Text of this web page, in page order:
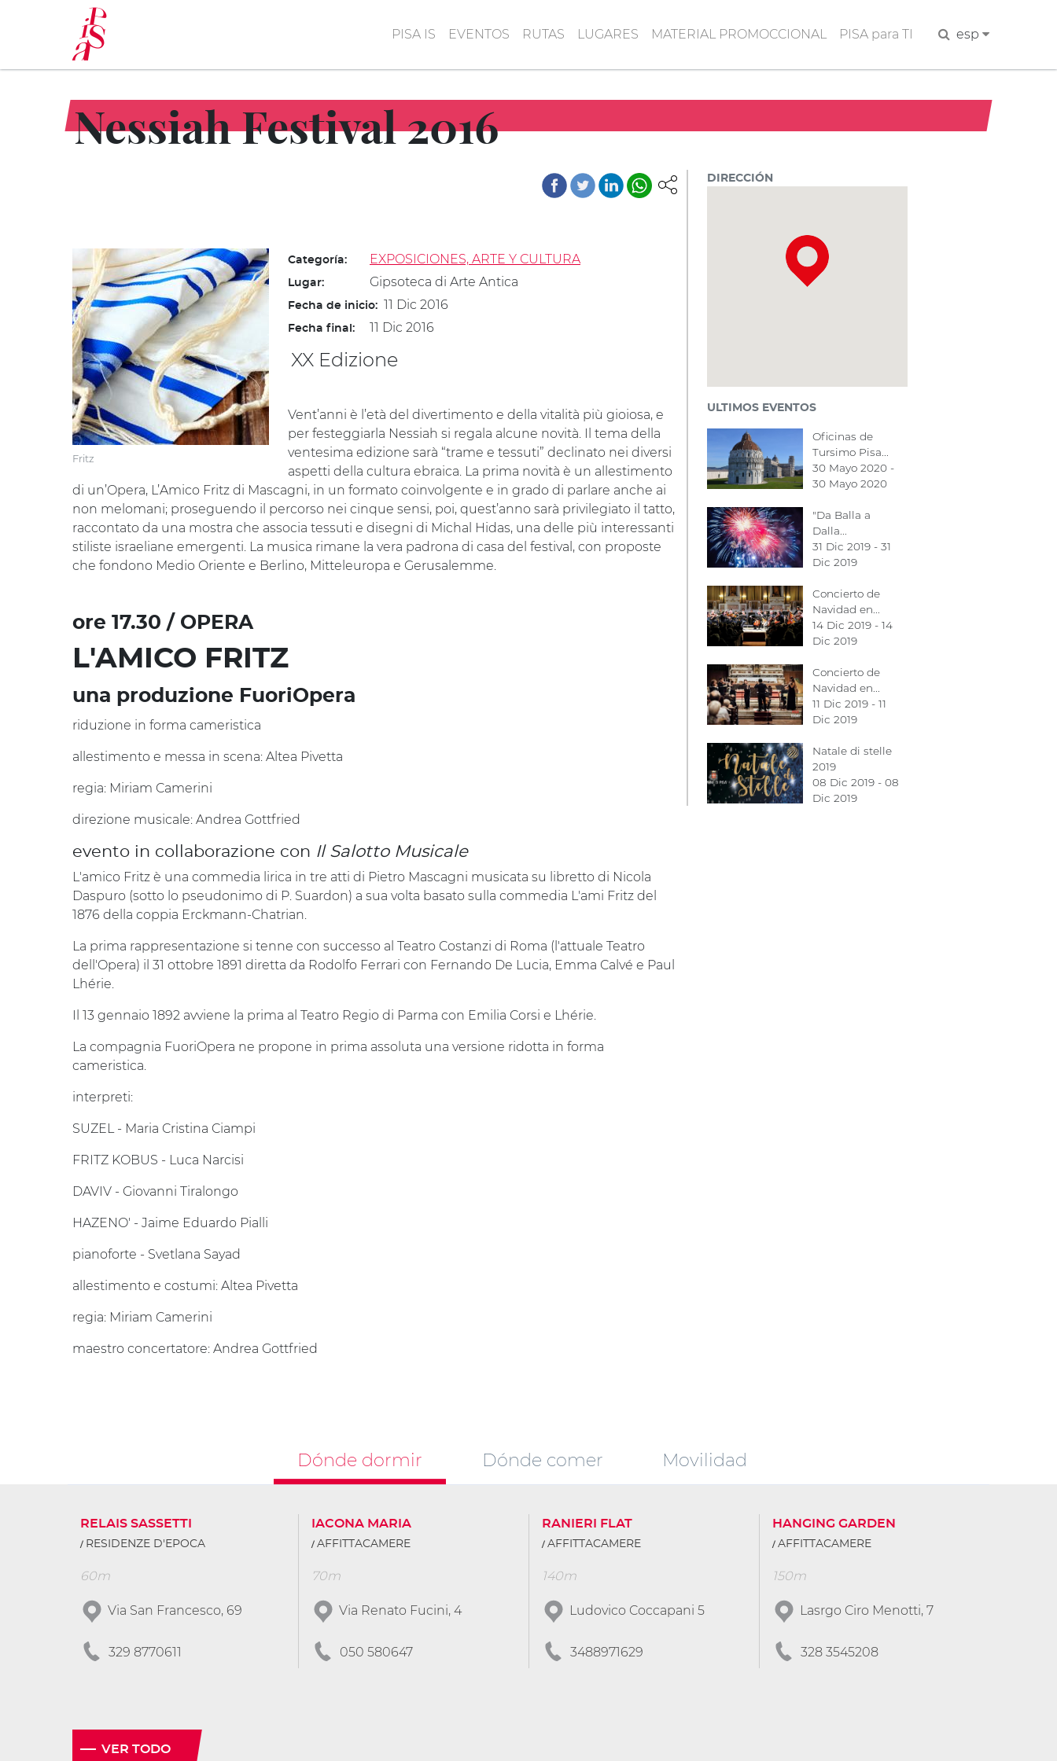
principal
PISA IS EVENTOS RUTAS LUGARES MATERIAL PROMOCCIONAL PISA para TI Buscaresp
Nessiah Festival 2016
Fritz
Categoría: EXPOSICIONES, ARTE Y CULTURA
Lugar: Gipsoteca di Arte Antica
Fecha de inicio: 11 Dic 2016
Fecha final: 11 Dic 2016
XX Edizione
Vent’anni è l’età del divertimento e della vitalità più gioiosa, e
per festeggiarla Nessiah si regala alcune novità. Il tema della
ventesima edizione sarà “trame e tessuti” declinato nei diversi
aspetti della cultura ebraica. La prima novità è un allestimento
di un’Opera, L’Amico Fritz di Mascagni, in un formato coinvolgente e in grado di parlare anche ai
non melomani; proseguendo il percorso nei cinque sensi, poi, quest’anno sarà privilegiato il tatto,
raccontato da una mostra che associa tessuti e disegni di Michal Hidas, una delle più interessanti
stiliste israeliane emergenti. La musica rimane la vera padrona di casa del festival, con proposte
che fondono Medio Oriente e Berlino, Mitteleuropa e Gerusalemme.
ore 17.30 / OPERA
L'AMICO FRITZ
una produzione FuoriOpera
riduzione in forma cameristica
allestimento e messa in scena: Altea Pivetta
regia: Miriam Camerini
direzione musicale: Andrea Gottfried
evento in collaborazione con Il Salotto Musicale
L'amico Fritz è una commedia lirica in tre atti di Pietro Mascagni musicata su libretto di Nicola
Daspuro (sotto lo pseudonimo di P. Suardon) a sua volta basato sulla commedia L'ami Fritz del
1876 della coppia Erckmann-Chatrian.
La prima rappresentazione si tenne con successo al Teatro Costanzi di Roma (l'attuale Teatro
dell'Opera) il 31 ottobre 1891 diretta da Rodolfo Ferrari con Fernando De Lucia, Emma Calvé e Paul
Lhérie.
Il 13 gennaio 1892 avviene la prima al Teatro Regio di Parma con Emilia Corsi e Lhérie.
La compagnia FuoriOpera ne propone in prima assoluta una versione ridotta in forma
cameristica.
interpreti:
SUZEL - Maria Cristina Ciampi
FRITZ KOBUS - Luca Narcisi
DAVIV - Giovanni Tiralongo
HAZENO' - Jaime Eduardo Pialli
pianoforte - Svetlana Sayad
allestimento e costumi: Altea Pivetta
regia: Miriam Camerini
maestro concertatore: Andrea Gottfried
DIRECCIÓN
ULTIMOS EVENTOS
Oficinas de
Tursimo Pisa...
30 Mayo 2020 -
30 Mayo 2020
"Da Balla a
Dalla...
31 Dic 2019 - 31
Dic 2019
Concierto de
Navidad en...
14 Dic 2019 - 14
Dic 2019
Concierto de
Navidad en...
11 Dic 2019 - 11
Dic 2019
Natale di stelle
2019
08 Dic 2019 - 08
Dic 2019
Dónde dormir Dónde comer Movilidad
RELAIS SASSETTI
RESIDENZE D'EPOCA
60m
Via San Francesco, 69
329 8770611
IACONA MARIA
AFFITTACAMERE
70m
Via Renato Fucini, 4
050 580647
RANIERI FLAT
AFFITTACAMERE
140m
Ludovico Coccapani 5
3488971629
HANGING GARDEN
AFFITTACAMERE
150m
Lasrgo Ciro Menotti, 7
328 3545208
VER TODO